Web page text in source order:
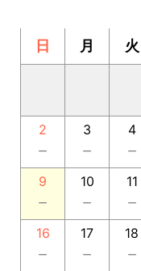
日
月 火
2
－
3
－
4
－
9
－
10
－
11
－
16
－
17
－
18
－